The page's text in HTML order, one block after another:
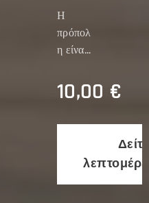
Η
πρόπολ
η είναι
δης
κολλητι
συλλέγ
ουν οι
10,00 €